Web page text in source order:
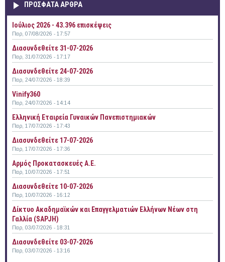
ΠΡΟΣΦΑΤΑ ΑΡΘΡΑ
Ιούλιος 2026 - 43.396 επισκέψεις
Παρ, 07/08/2026 - 17:57
Διασυνδεθείτε 31-07-2026
Παρ, 31/07/2026 - 17:17
Διασυνδεθείτε 24-07-2026
Παρ, 24/07/2026 - 18:39
Vinify360
Παρ, 24/07/2026 - 14:14
Ελληνική Εταιρεία Γυναικών Πανεπιστημιακών
Παρ, 17/07/2026 - 17:43
Διασυνδεθείτε 17-07-2026
Παρ, 17/07/2026 - 17:36
Αρμός Προκατασκευές Α.Ε.
Παρ, 10/07/2026 - 17:51
Διασυνδεθείτε 10-07-2026
Παρ, 10/07/2026 - 16:12
Δίκτυο Ακαδημαϊκών και Επαγγελματιών Ελλήνων Νέων στη
Γαλλία (SAPJH)
Παρ, 03/07/2026 - 18:31
Διασυνδεθείτε 03-07-2026
Παρ, 03/07/2026 - 13:16